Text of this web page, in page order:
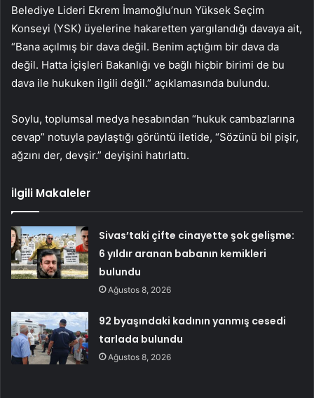
Belediye Lideri Ekrem İmamoğlu’nun Yüksek Seçim
Konseyi (YSK) üyelerine hakaretten yargılandığı davaya ait,
“Bana açılmış bir dava değil. Benim açtığım bir dava da
değil. Hatta İçişleri Bakanlığı ve bağlı hiçbir birimi de bu
dava ile hukuken ilgili değil.” açıklamasında bulundu.
Soylu, toplumsal medya hesabından “hukuk cambazlarına
cevap” notuyla paylaştığı görüntü iletide, “Sözünü bil pişir,
ağzını der, devşir.” deyişini hatırlattı.
İlgili Makaleler
Sivas’taki çifte cinayette şok gelişme:
6 yıldır aranan babanın kemikleri
bulundu
Ağustos 8, 2026
92 byaşındaki kadının yanmış cesedi
tarlada bulundu
Ağustos 8, 2026